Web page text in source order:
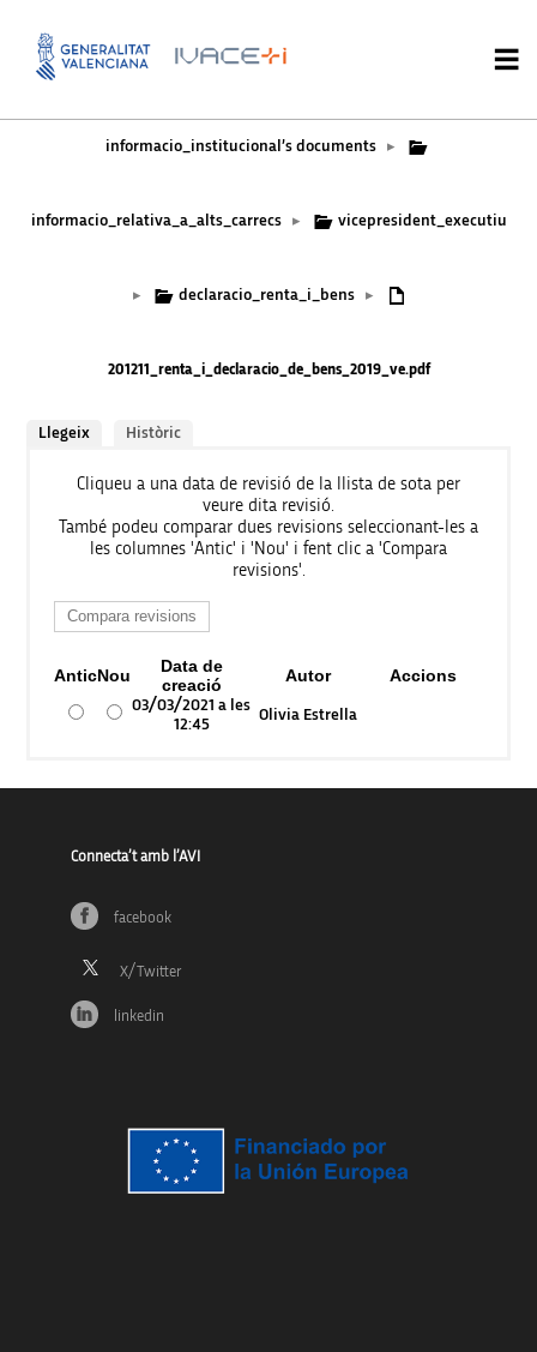
informacio_institucional’s documents ▸
informacio_relativa_a_alts_carrecs ▸ vicepresident_executiu
▸ declaracio_renta_i_bens ▸
201211_renta_i_declaracio_de_bens_2019_ve.pdf
Llegeix Històric
Cliqueu a una data de revisió de la llista de sota per
veure dita revisió.
També podeu comparar dues revisions seleccionant-les a
les columnes 'Antic' i 'Nou' i fent clic a 'Compara
revisions'.
AnticNou
Data de
creació
Autor Accions
03/03/2021 a les
12:45
Olivia Estrella
Connecta’t amb l’AVI
facebook
linkedin